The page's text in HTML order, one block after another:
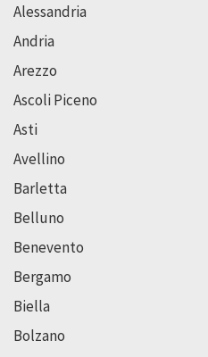
Alessandria
Andria
Arezzo
Ascoli Piceno
Asti
Avellino
Barletta
Belluno
Benevento
Bergamo
Biella
Bolzano